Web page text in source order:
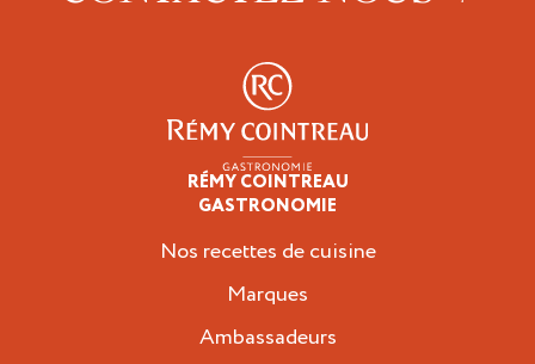
RÉMY COINTREAU
GASTRONOMIE
Nos recettes de cuisine
Marques
Ambassadeurs